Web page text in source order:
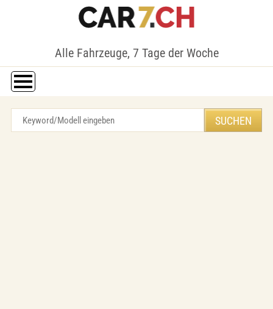
Alle Fahrzeuge, 7 Tage der Woche